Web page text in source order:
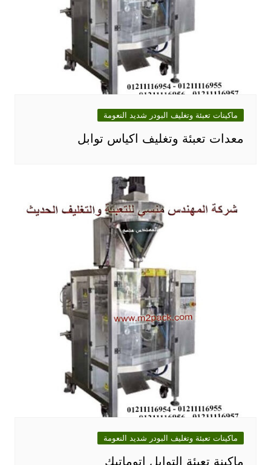
ماكينات تعبئة وتغليف البودر شديد النعومة
معدات تعبئة وتغليف اكياس توابل
ماكينات تعبئة وتغليف البودر شديد النعومة
ماكينة تعبئة التوابل اتوماتيك